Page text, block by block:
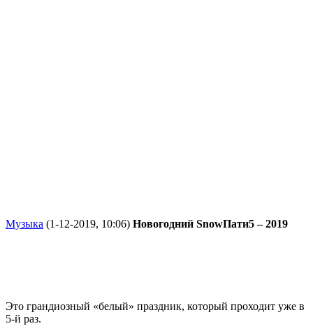
Музыка (1-12-2019, 10:06) Новогодний SnowПати5 – 2019
Это грандиозный «белый» праздник, который проходит уже в
5-й раз.